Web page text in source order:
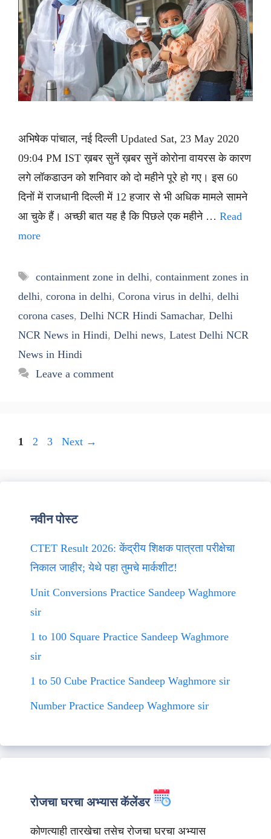
अभिषेक पांचाल, नई दिल्ली Updated Sat, 23 May 2020
09:04 PM IST ख़बर सुनें ख़बर सुनें कोरोना वायरस के कारण
लगे लॉकडाउन को शनिवार को दो महीने पूरे हो गए। इस 60
दिनों में राजधानी दिल्ली में 12 हजार से भी अधिक मामले सामने
आ चुके हैं। अच्छी बात यह है कि पिछले एक महीने … Read
more
Tags
containment zone in delhi, containment zones in
delhi, corona in delhi, Corona virus in delhi, delhi
corona cases, Delhi NCR Hindi Samachar, Delhi
NCR News in Hindi, Delhi news, Latest Delhi NCR
News in Hindi
Leave a comment
Page
1 Page
2 Page
3 Next →
नवीन पोस्ट
CTET Result 2026: केंद्रीय शिक्षक पात्रता परीक्षेचा
निकाल जाहीर; येथे पहा तुमचे मार्कशीट!
Unit Conversions Practice Sandeep Waghmore
sir
1 to 100 Square Practice Sandeep Waghmore
sir
1 to 50 Cube Practice Sandeep Waghmore sir
Number Practice Sandeep Waghmore sir
रोजचा घरचा अभ्यास कॅलेंडर
कोणत्याही तारखेचा तसेच रोजचा घरचा अभ्यास